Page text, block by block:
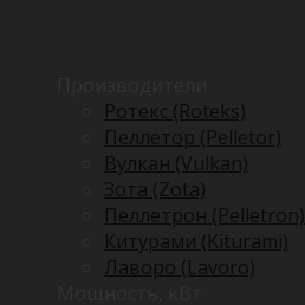
Ротекс (Roteks)
Пеллетор (Pelletor)
Вулкан (Vulkan)
Зота (Zota)
Пеллетрон (Pelletron)
Китурами (Kiturami)
Лаворо (Lavoro)